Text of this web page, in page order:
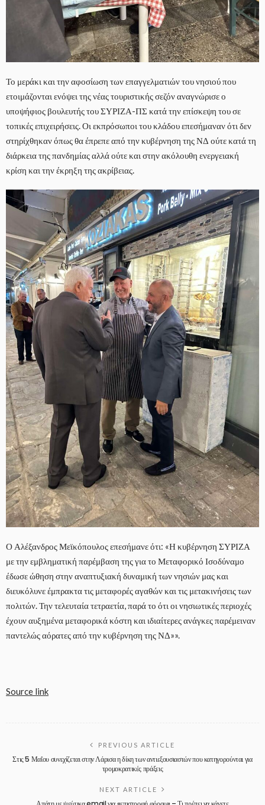
Το μεράκι και την αφοσίωση των επαγγελματιών του νησιού που
ετοιμάζονται ενόψει της νέας τουριστικής σεζόν αναγνώρισε ο
υποψήφιος βουλευτής του ΣΥΡΙΖΑ-ΠΣ κατά την επίσκεψη του σε
τοπικές επιχειρήσεις. Οι εκπρόσωποι του κλάδου επεσήμαναν ότι δεν
στηρίχθηκαν όπως θα έπρεπε από την κυβέρνηση της ΝΔ ούτε κατά τη
διάρκεια της πανδημίας αλλά ούτε και στην ακόλουθη ενεργειακή
κρίση και την έκρηξη της ακρίβειας.
Ο Αλέξανδρος Μεϊκόπουλος επεσήμανε ότι: «Η κυβέρνηση ΣΥΡΙΖΑ
με την εμβληματική παρέμβαση της για το Μεταφορικό Ισοδύναμο
έδωσε ώθηση στην αναπτυξιακή δυναμική των νησιών μας και
διευκόλυνε έμπρακτα τις μεταφορές αγαθών και τις μετακινήσεις των
πολιτών. Την τελευταία τετραετία, παρά το ότι οι νησιωτικές περιοχές
έχουν αυξημένα μεταφορικά κόστη και ιδιαίτερες ανάγκες παρέμειναν
παντελώς αόρατες από την κυβέρνηση της ΝΔ»».
Source link
PREVIOUS ARTICLE
Στις 5 Μαΐου συνεχίζεται στην Λάρισα η δίκη των αντιεξουσιαστών που κατηγορούνται για
τρομοκρατικές πράξεις
NEXT ARTICLE